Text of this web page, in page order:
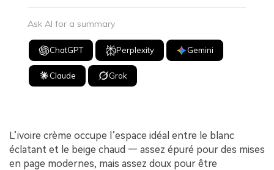
Ask AI for a summary
ChatGPT Perplexity Gemini
Claude Grok
L’ivoire crème occupe l’espace idéal entre le blanc
éclatant et le beige chaud — assez épuré pour des mises
en page modernes, mais assez doux pour être